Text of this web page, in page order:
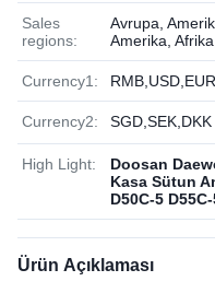
Sales
regions:
Avrupa,
Amerika,
Currency1:
Currency2:
High Light: Doosan
Kasa Sütun
D50C-5
Ürün Açıklaması